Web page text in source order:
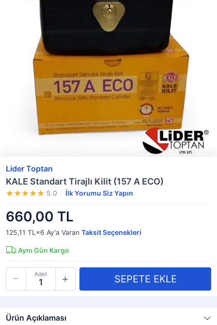
Lider Toptan
KALE Standart Tirajlı Kilit (157 A ECO)
5.0 İlk Yorumu Siz Yapın
660,00 TL
125,11 TL×6 Ay'a Varan Taksit Seçenekleri
Aynı Gün Kargo
Adet
Ürün Açıklaması